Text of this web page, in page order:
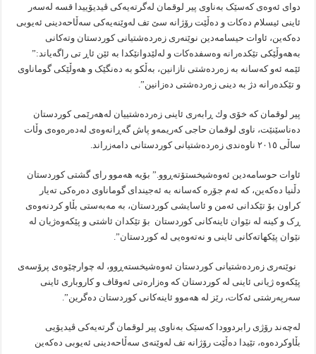
دوای ئەوەی کەسێک بەناوی پیر لوقمان لەگرتەیەکی ڤیدیۆییدا قسە لەسەر
ئاینی ئیسلام دەکات و دەڵێت رۆژانە سێ تف لەوێنەیەکی سەڵاحەدینی ئەیوبی
دەکەین، ئاوات حیسامەدین نوێنەری زەردەشتیانی کوردستان وتەکانی
بەهەوڵێکی تێکدەرانە وەسفدەکات و لەلێدوانێکدا بە ئێن ئاڕ تی راگەیاند:”
ئێمە ئەو کەسانە بە زەردەشتی نازانین، بەڵکو بە دەنگێک و هەوڵێکی گوماناوی
و تێکدەرانە دژ بە دینی زەردەشتی دەزانین”.
پیر لوقمان كه‌ خۆی وك ڕابه‌ری ئاینی زه‌رده‌شتییان له‌هه‌رێمی كوردستان
دەناسێنێت، ناوی لوقمان حاجی کەریمەو پاش گەڕانەوەی لەدەرەوەی وڵات
ساڵی ٢٠١٥ ناوەندی زەردەشتیانی کوردستانی دامەزراند.
ئاوات حوسامەدین ئەوەشیخستۆتەڕوو.” بۆیە هەموو رای گشتی کوردستان
دڵنیا دەکەین، کە ئەم جۆرە کەسانە بە ئەجیندای گوماناوی دەرەکی تەیار
کراون بۆ تێکدانی ئەمن و ئاسایشی کوردستان، بە مەبەستی بڵاو کردنەوەی
ڕک و کینە لە نێوان ئاینەکانی کوردستان بۆ تێکدان ئاشتی و پێکەوەژیان لە
نێوان پێکهاتەکانی ئاینی و نەتەوەیی لە کوردستان”.
نوێنەری زەردەشتیانی کوردستان ئەوەشیخستەڕوو، لە چوارچێوەی پرۆسەی
پێکەوە ژیانی ئاینی لە کوردستان کە وەزارەتی ئەوقاف و کاروباری ئاینی
سەرپەرشتی ئەکات، رێز لە هەموو ئاینەکانی کوردستان دەگرین”.
لەچەند رۆژی رابردوودا کەسێک بەناوی پیر لوقمان گرتەیەکی ڤیدیۆیی
بڵاوکردەوە، تێیدا دەڵێت رۆژانە تف لەوێنەی سەڵاحەدینی ئەیوبی دەکەین